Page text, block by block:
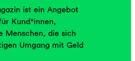
ist ein Angebot
Kund*innen,
Menschen, die sich
Umgang mit Geld